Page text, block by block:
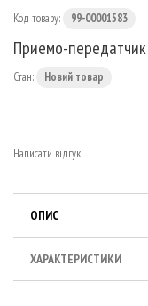
Код товару: 99-00001583
Приемо-передатчик
Стан: Новий товар
Написати відгук
ОПИС
ХАРАКТЕРИСТИКИ